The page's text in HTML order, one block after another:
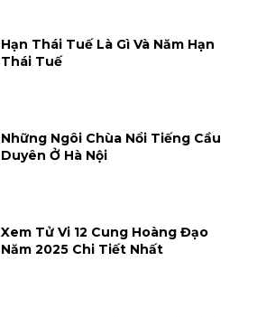
Hạn Thái Tuế Là Gì Và Năm Hạn
Thái Tuế
Những Ngôi Chùa Nổi Tiếng Cầu
Duyên Ở Hà Nội
Xem Tử Vi 12 Cung Hoàng Đạo
Năm 2025 Chi Tiết Nhất